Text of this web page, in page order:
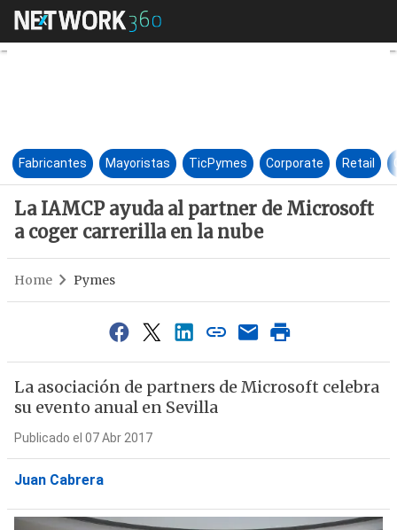
La IAMCP ayuda al partner
Fabricantes Mayoristas TicPymes Corporate Retail
La IAMCP ayuda al partner de Microsoft
a coger carrerilla en la nube
Home Pymes
La asociación de partners de Microsoft celebra
su evento anual en Sevilla
Publicado el 07 Abr 2017
Juan Cabrera